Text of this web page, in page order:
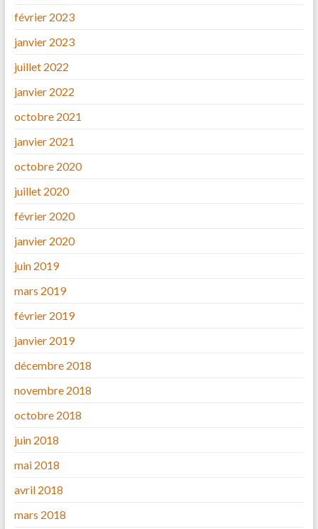
février 2023
janvier 2023
juillet 2022
janvier 2022
octobre 2021
janvier 2021
octobre 2020
juillet 2020
février 2020
janvier 2020
juin 2019
mars 2019
février 2019
janvier 2019
décembre 2018
novembre 2018
octobre 2018
juin 2018
mai 2018
avril 2018
mars 2018